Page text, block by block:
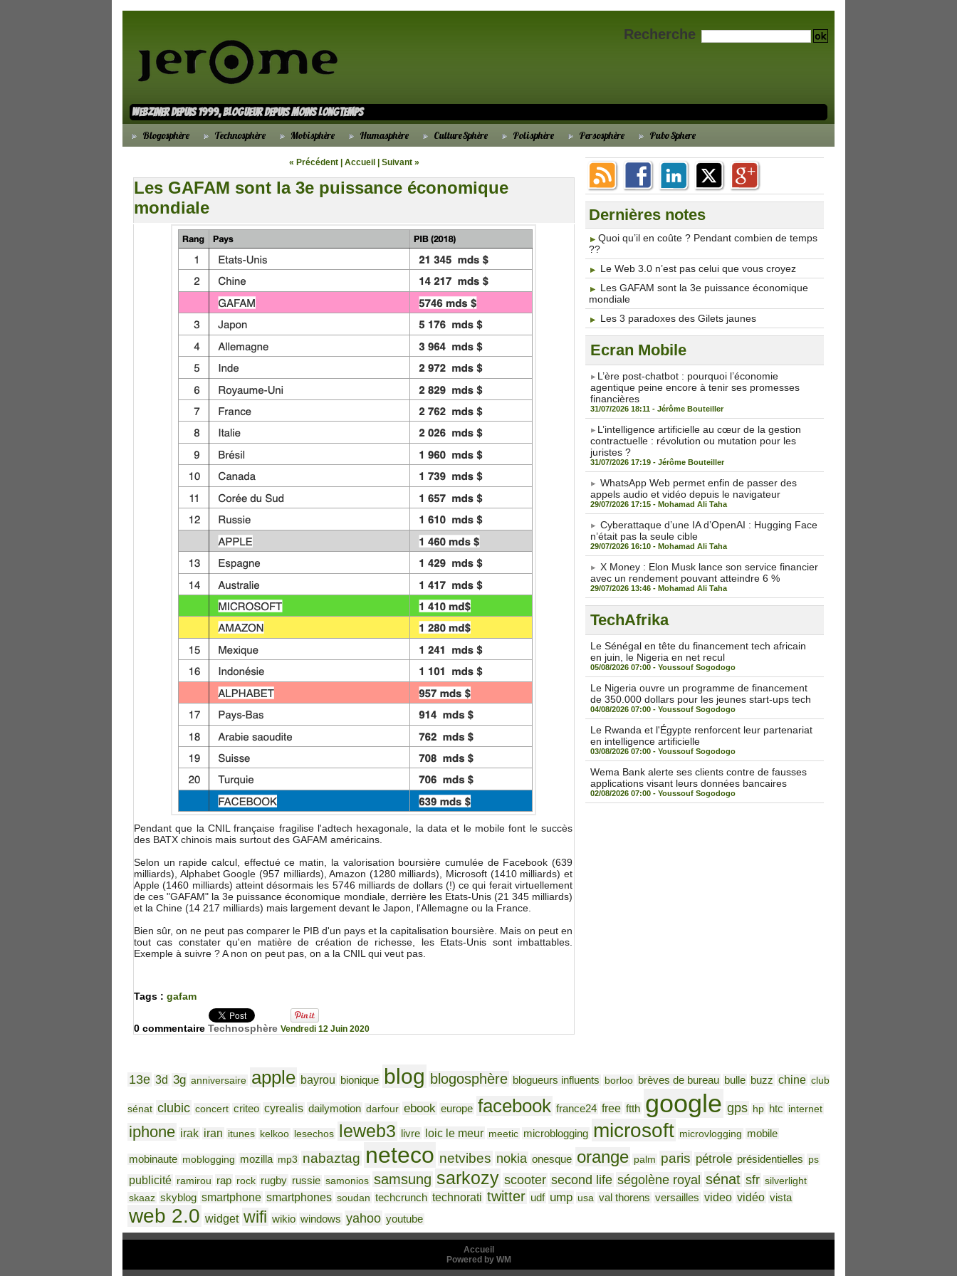
Recherche
webziner depuis 1999, blogueur depuis moins longtemps
Blogosphère Technosphère Mobisphère Humasphère CultureSphère Polisphère Persosphère PuboSphere
« Précédent Accueil Suivant »
Les GAFAM sont la 3e puissance économique
mondiale
Pendant que la CNIL française fragilise l'adtech hexagonale, la data et le mobile font le succès
des BATX chinois mais surtout des GAFAM américains.
Selon un rapide calcul, effectué ce matin, la valorisation boursière cumulée de Facebook (639
milliards), Alphabet Google (957 milliards), Amazon (1280 milliards), Microsoft (1410 milliards) et
Apple (1460 milliards) atteint désormais les 5746 milliards de dollars (!) ce qui ferait virtuellement
de ces "GAFAM" la 3e puissance économique mondiale, derrière les Etats-Unis (21 345 milliards)
et la Chine (14 217 milliards) mais largement devant le Japon, l'Allemagne ou la France.
Bien sûr, on ne peut pas comparer le PIB d'un pays et la capitalisation boursière. Mais on peut en
tout cas constater qu'en matière de création de richesse, les Etats-Unis sont imbattables.
Exemple à suivre ? A non on peut pas, on a la CNIL qui veut pas.
Tags : gafam
0 commentaire Technosphère Vendredi 12 Juin 2020
Dernières notes
​Quoi qu’il en coûte ? Pendant combien de temps
??
Le Web 3.0 n’est pas celui que vous croyez
Les GAFAM sont la 3e puissance économique
mondiale
Les 3 paradoxes des Gilets jaunes
Ecran Mobile
​L’ère post-chatbot : pourquoi l’économie
agentique peine encore à tenir ses promesses
financières
31/07/2026 18:11 - Jérôme Bouteiller
​L’intelligence artificielle au cœur de la gestion
contractuelle : révolution ou mutation pour les
juristes ?
31/07/2026 17:19 - Jérôme Bouteiller
WhatsApp Web permet enfin de passer des
appels audio et vidéo depuis le navigateur
29/07/2026 17:15 - Mohamad Ali Taha
Cyberattaque d’une IA d’OpenAI : Hugging Face
n’était pas la seule cible
29/07/2026 16:10 - Mohamad Ali Taha
X Money : Elon Musk lance son service financier
avec un rendement pouvant atteindre 6 %
29/07/2026 13:46 - Mohamad Ali Taha
TechAfrika
Le Sénégal en tête du financement tech africain
en juin, le Nigeria en net recul
05/08/2026 07:00 - Youssouf Sogodogo
Le Nigeria ouvre un programme de financement
de 350.000 dollars pour les jeunes start-ups tech
04/08/2026 07:00 - Youssouf Sogodogo
Le Rwanda et l'Égypte renforcent leur partenariat
en intelligence artificielle
03/08/2026 07:00 - Youssouf Sogodogo
Wema Bank alerte ses clients contre de fausses
applications visant leurs données bancaires
02/08/2026 07:00 - Youssouf Sogodogo
13e 3d 3g anniversaire apple bayrou bionique blog blogosphère blogueurs influents borloo brèves de bureau bulle buzz chine club
sénat clubic concert criteo cyrealis dailymotion darfour ebook europe facebook france24 free ftth google gps hp htc internet
iphone irak iran itunes kelkoo lesechos leweb3 livre loic le meur meetic microblogging microsoft microvlogging mobile
mobinaute moblogging mozilla mp3 nabaztag neteco netvibes nokia onesque orange palm paris pétrole présidentielles ps
publicité ramirou rap rock rugby russie samonios samsung sarkozy scooter second life ségolène royal sénat sfr silverlight
skaaz skyblog smartphone smartphones soudan techcrunch technorati twitter udf ump usa val thorens versailles video vidéo vista
web 2.0 widget wifi wikio windows yahoo youtube
Accueil
Powered by WM